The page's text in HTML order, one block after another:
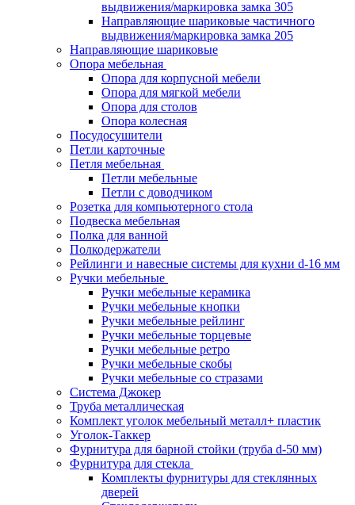
выдвижения/маркировка замка 305
Направляющие шариковые частичного
выдвижения/маркировка замка 205
Направляющие шариковые
Опора мебельная
Опора для корпусной мебели
Опора для мягкой мебели
Опора для столов
Опора колесная
Посудосушители
Петли карточные
Петля мебельная
Петли мебельные
Петли с доводчиком
Розетка для компьютерного стола
Подвеска мебельная
Полка для ванной
Полкодержатели
Рейлинги и навесные системы для кухни d-16 мм
Ручки мебельные
Ручки мебельные керамика
Ручки мебельные кнопки
Ручки мебельные рейлинг
Ручки мебельные торцевые
Ручки мебельные ретро
Ручки мебельные скобы
Ручки мебельные со стразами
Система Джокер
Труба металлическая
Комплект уголок мебельный металл+ пластик
Уголок-Таккер
Фурнитура для барной стойки (труба d-50 мм)
Фурнитура для стекла
Комплекты фурнитуры для стеклянных
дверей